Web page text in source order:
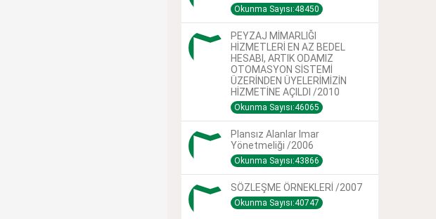
Okunma Sayısı:48450
PEYZAJ MİMARLIĞI
HİZMETLERİ EN AZ BEDEL
HESABI, ARTIK ODAMIZ
OTOMASYON SİSTEMİ
ÜZERİNDEN ÜYELERİMİZİN
HİZMETİNE AÇILDI /2010
Okunma Sayısı:46065
Plansız Alanlar Imar
Yönetmeliği /2006
Okunma Sayısı:43866
SÖZLEŞME ÖRNEKLERİ /2007
Okunma Sayısı:40747